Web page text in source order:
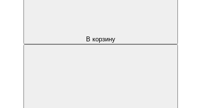
В корзину